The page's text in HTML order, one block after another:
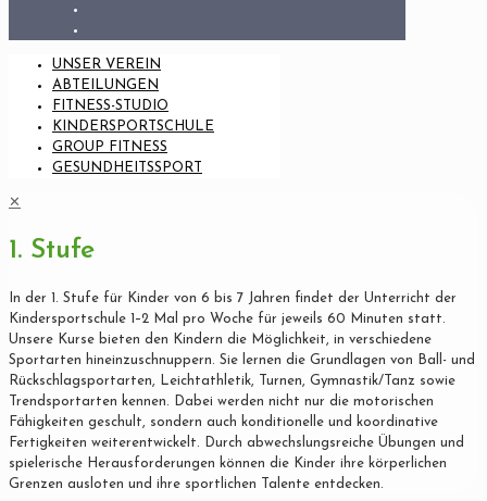
UNSER VEREIN
ABTEILUNGEN
FITNESS-STUDIO
KINDERSPORTSCHULE
GROUP FITNESS
GESUNDHEITSSPORT
✕
1. Stufe
In der 1. Stufe für Kinder von 6 bis 7 Jahren findet der Unterricht der
Kindersportschule 1–2 Mal pro Woche für jeweils 60 Minuten statt.
Unsere Kurse bieten den Kindern die Möglichkeit, in verschiedene
Sportarten hineinzuschnuppern. Sie lernen die Grundlagen von Ball- und
Rückschlagsportarten, Leichtathletik, Turnen, Gymnastik/Tanz sowie
Trendsportarten kennen. Dabei werden nicht nur die motorischen
Fähigkeiten geschult, sondern auch konditionelle und koordinative
Fertigkeiten weiterentwickelt. Durch abwechslungsreiche Übungen und
spielerische Herausforderungen können die Kinder ihre körperlichen
Grenzen ausloten und ihre sportlichen Talente entdecken.